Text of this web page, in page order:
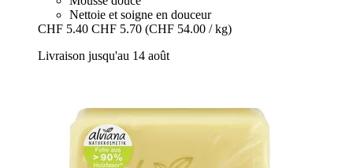
Nettoie et soigne en douceur
CHF 5.40 CHF 5.70 (CHF 54.00 / kg)
Livraison jusqu'au 14 août